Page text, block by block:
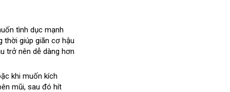
tình dục mạnh
thời giúp giãn cơ hậu
trở nên dễ dàng hơn
khi muốn kích
mũigiá
, nhập
sau đó hít